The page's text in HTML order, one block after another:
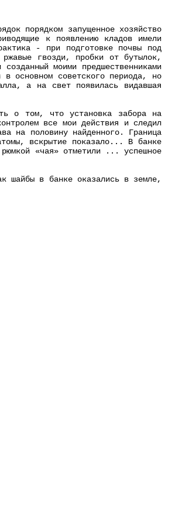
порядком запущенное хозяйство
к появлению кладов имели
- при подготовке почвы под
гвозди, пробки от бутылок,
моими предшественниками
основном советского периода, но
а на свет появилась видавшая
о том, что установка забора на
все мои действия и следил
на половину найденного. Граница
вскрытие показало... В банке
«чая» отметили ... успешное
шайбы в банке оказались в земле,